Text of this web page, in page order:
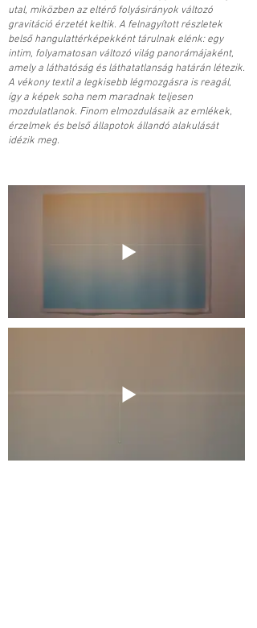
utal, miközben az eltérő folyásirányok változó
gravitáció érzetét keltik. A felnagyított részletek
belső hangulattérképekként tárulnak elénk: egy
intim, folyamatosan változó világ panorámájaként,
amely a láthatóság és láthatatlanság határán létezik.
A vékony textil a legkisebb légmozgásra is reagál,
így a képek soha nem maradnak teljesen
mozdulatlanok. Finom elmozdulásaik az emlékek,
érzelmek és belső állapotok állandó alakulását
idézik meg.